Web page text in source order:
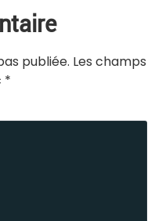
publiée. Les champs
*